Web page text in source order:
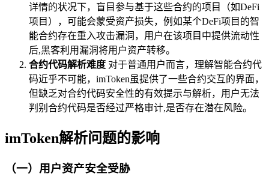
详情的状况下，盲目参与基于这些合约的项目（如DeFi
项目），可能会蒙受资产损失，例如某个DeFi项目的智
能合约存在重入攻击漏洞，用户在该项目中提供流动性
后,黑客利用漏洞将用户资产转移。
合约代码解析难度 对于普通用户而言，理解智能合约代
码近乎不可能，imToken虽提供了一些合约交互的界面，
但缺乏对合约代码安全性的有效提示与解析，用户无法
判别合约代码是否经过严格审计,是否存在潜在风险。
imToken解析问题的影响
（一）用户资产安全受胁